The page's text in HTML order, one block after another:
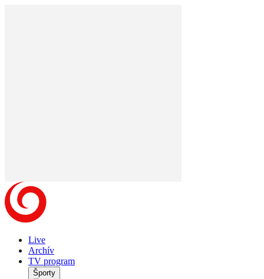
Live
Archív
TV program
Športy